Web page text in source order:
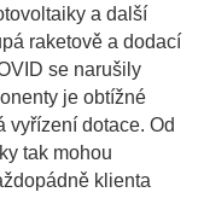
a další
raketově a dodací
se narušily
je obtížné
vyřízení dotace. Od
tak mohou
klienta